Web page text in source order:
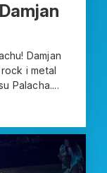
Damjan
i metal
Palacha....